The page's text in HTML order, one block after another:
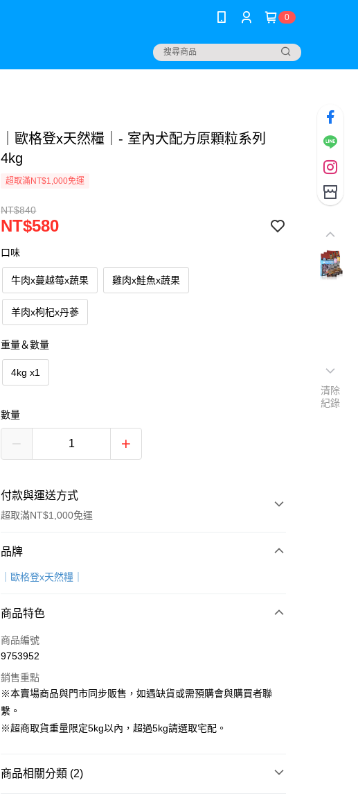
0
｜歐格登x天然糧｜- 室內犬配方原顆粒系列
4kg
超取滿NT$1,000免運
NT$840
NT$580
口味
牛肉x蔓越莓x蔬果 雞肉x鮭魚x蔬果
羊肉x枸杞x丹蔘
重量＆數量
4kg x1
數量
付款與運送方式
超取滿NT$1,000免運
付款方式
信用卡一次付款
Apple Pay
街口支付
Google Pay
全家取貨付款
品牌
｜歐格登x天然糧｜
商品特色
商品編號
9753952
銷售重點
※本賣場商品與門市同步販售，如遇缺貨或需預購會與購買者聯
繫。
※超商取貨重量限定5kg以內，超過5kg請選取宅配。
商品相關分類 (2)
清除
紀錄